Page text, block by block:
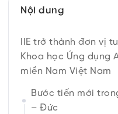
Nội dung
IIE trở thành đơn vị
Khoa học Ứng dụng
miền Nam Việt Nam
Bước tiến mới
– Đức